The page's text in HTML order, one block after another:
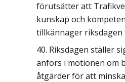
förutsätter att
kunskap och
tillkännager
Riksdagen ställer
anförs i motionen om
åtgärder för att